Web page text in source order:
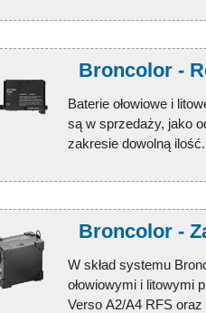
Broncolor -
Baterie ołowiowe i
są w sprzedaży, jako
zakresie dowolną ilość.
Broncolor -
W skład systemu
ołowiowymi i litowymi
Verso A2/A4 RFS oraz